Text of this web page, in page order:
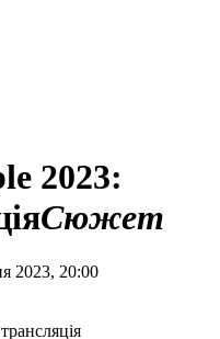
2023:
Сюжет
2023, 20:00